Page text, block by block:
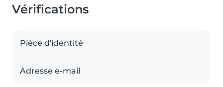
Vérifications
Pièce d'identité
Adresse e-mail